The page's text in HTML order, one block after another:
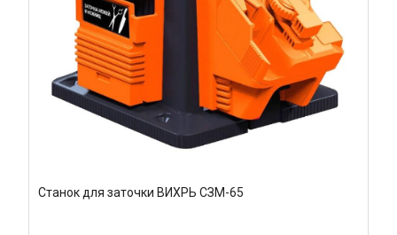
Станок для заточки ВИХРЬ СЗМ-65